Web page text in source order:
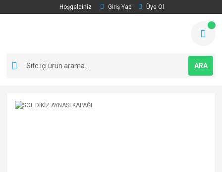
Hoşgeldiniz Giriş Yap Üye Ol
ARA